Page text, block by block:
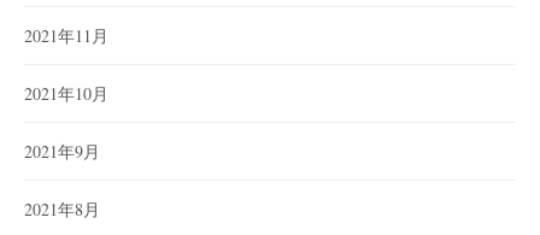
2021年11月
2021年10月
2021年9月
2021年8月